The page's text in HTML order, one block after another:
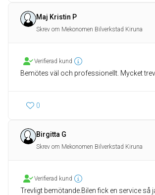
Maj Kristin P
Skrev om Mekonomen Bilverkstad Kiruna
Verifierad kund
Bemötes väl och professionellt. Mycket
0
Birgitta G
Skrev om Mekonomen Bilverkstad Kiruna
Verifierad kund
Trevligt bemötande.Bilen fick en service så